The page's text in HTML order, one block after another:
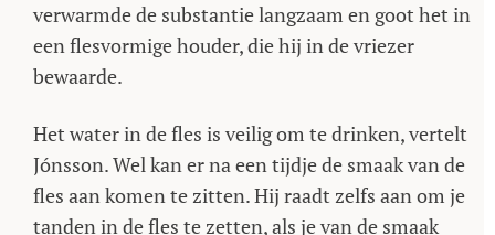
verwarmde de substantie langzaam en goot het in
een flesvormige houder, die hij in de vriezer
bewaarde.
Het water in de fles is veilig om te drinken, vertelt
Jónsson. Wel kan er na een tijdje de smaak van de
fles aan komen te zitten. Hij raadt zelfs aan om je
tanden in de fles te zetten, als je van de smaak